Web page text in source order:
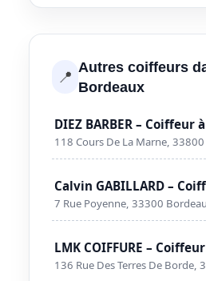
📍 Autres coiffeurs
Bordeaux
DIEZ BARBER – Coiffeur
118 Cours De La Marne,
Calvin GABILLARD –
7 Rue Poyenne, 33300
LMK COIFFURE –
136 Rue Des Terres De Borde,